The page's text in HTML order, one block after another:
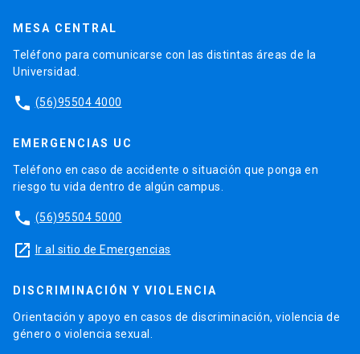
MESA CENTRAL
Teléfono para comunicarse con las distintas áreas de la
Universidad.
phone (56)95504 4000
EMERGENCIAS UC
Teléfono en caso de accidente o situación que ponga en
riesgo tu vida dentro de algún campus.
phone (56)95504 5000
launch Ir al sitio de Emergencias
DISCRIMINACIÓN Y VIOLENCIA
Orientación y apoyo en casos de discriminación, violencia de
género o violencia sexual.